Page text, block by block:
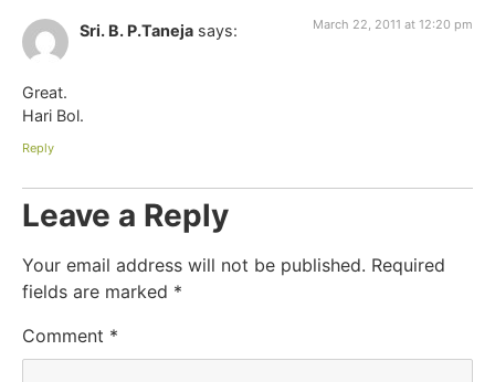
Sri. B. P.Taneja says: March 22, 2011 at 12:20 pm
Great.
Hari Bol.
Reply
Leave a Reply
Your email address will not be published. Required
fields are marked *
Comment *